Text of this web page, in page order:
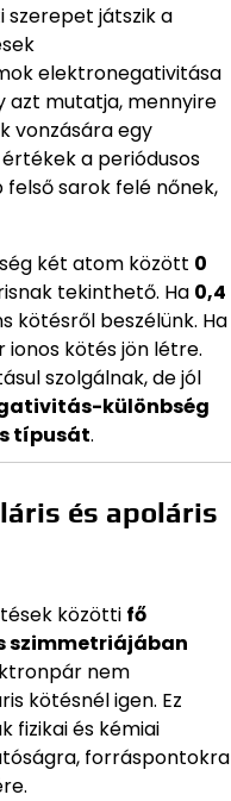
szerepet játszik a
elektronegativitása
azt mutatja, mennyire
vonzására egy
a periódusos
sarok felé nőnek,
két atom között 0
tekinthető. Ha 0,4
kötésről beszélünk. Ha
kötés jön létre.
szolgálnak, de jól
különbség
típusát.
és apoláris
közötti fő
szimmetriájában
nem
kötésnél igen. Ez
fizikai és kémiai
forráspontokra